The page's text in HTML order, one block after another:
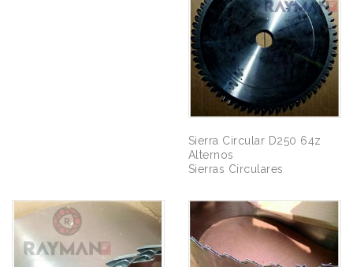
Sierra Circular D250 64z
Alternos
Sierras Circulares